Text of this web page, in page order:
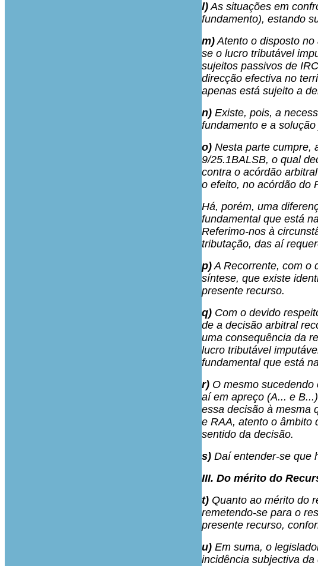
l)As situações em
fundamento), estando
m)Atento o disposto no
se o lucro tributável
sujeitos passivos de
direcção efectiva no
apenas está sujeito a
n) Existe, pois, a
fundamento e a
o) Nesta parte cumpre,
9/25.1BALSB, o qual
contra o acórdão
o efeito, no acórdão do
Há, porém, uma
fundamental que está
Referimo-nos à
tributação, das aí
p)A Recorrente, com o
síntese, que existe
presente recurso.
q) Com o devido
de a decisão arbitral
uma consequência da
lucro tributável
fundamental que está
r) O mesmo
aí em apreço (A... e
essa decisão à mesma
e RAA, atento o âmbito
sentido da decisão.
s) Daí entender-se que
III. Do mérito do
t) Quanto ao mérito do
remetendo-se para o
presente recurso,
u) Em suma, o
incidência subjectiva da